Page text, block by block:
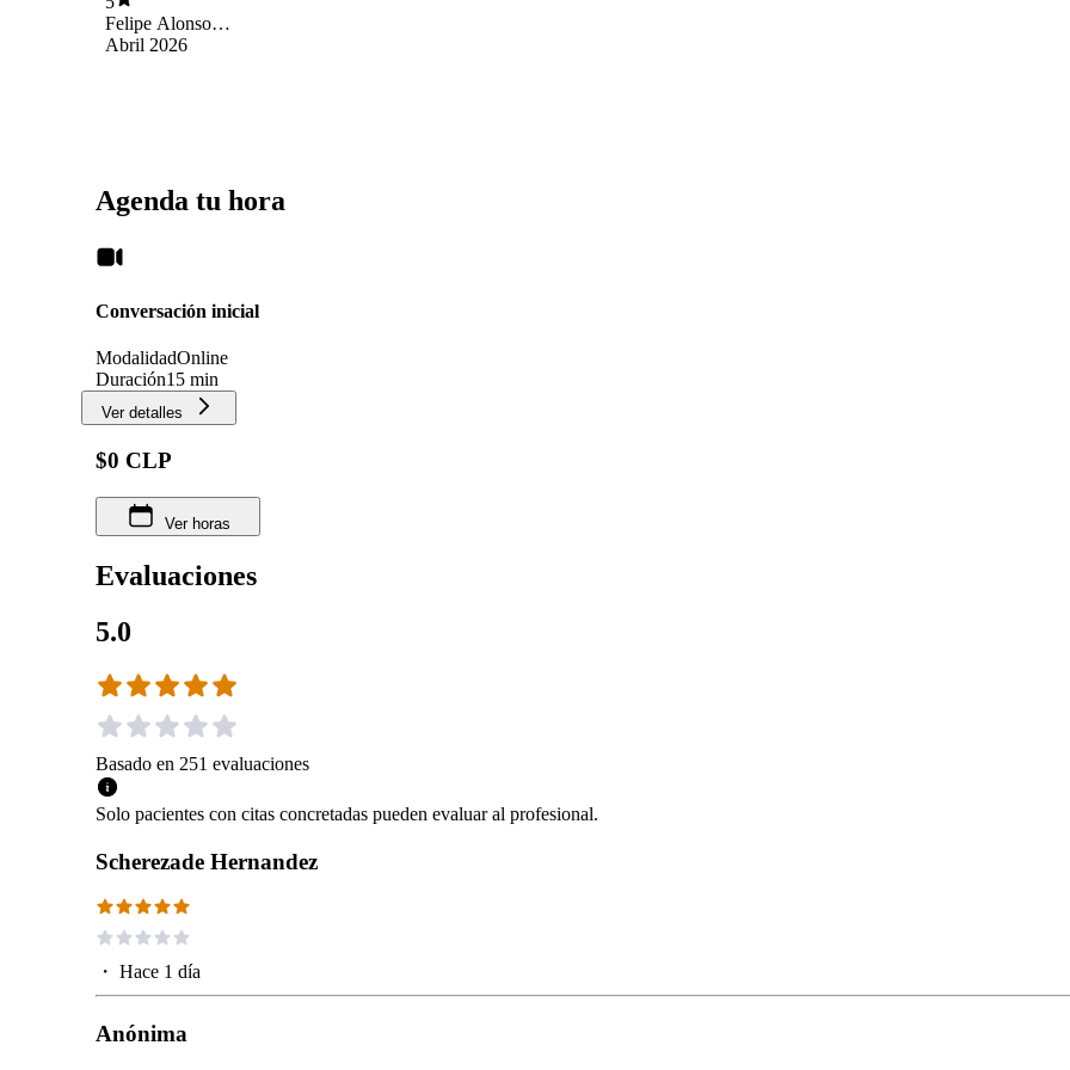
Felipe Alonso
Ramirez Venegas
Abril 2026
Agenda tu hora
Conversación inicial
ModalidadOnline
Duración15 min
Ver detalles
$0 CLP
Ver horas
Evaluaciones
5.0
Basado en 251 evaluaciones
Solo pacientes con citas concretadas pueden evaluar al profesional.
Scherezade Hernandez
・ Hace 1 día
Anónima